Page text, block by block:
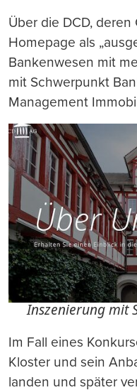
Über die DCD,
Homepage als
Bankenwesen mit
mit Schwerpunkt
Management
Inszenierung mit
Im Fall eines
Kloster und sein
landen und später